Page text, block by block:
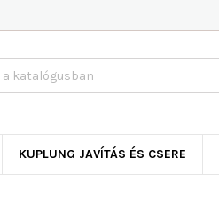
KUPLUNG JAVÍTÁS ÉS CSERE